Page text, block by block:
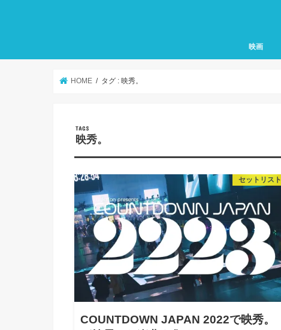
映画
HOME タグ : 映秀。
映秀。
セットリスト
COUNTDOWN JAPAN 2022で映秀。